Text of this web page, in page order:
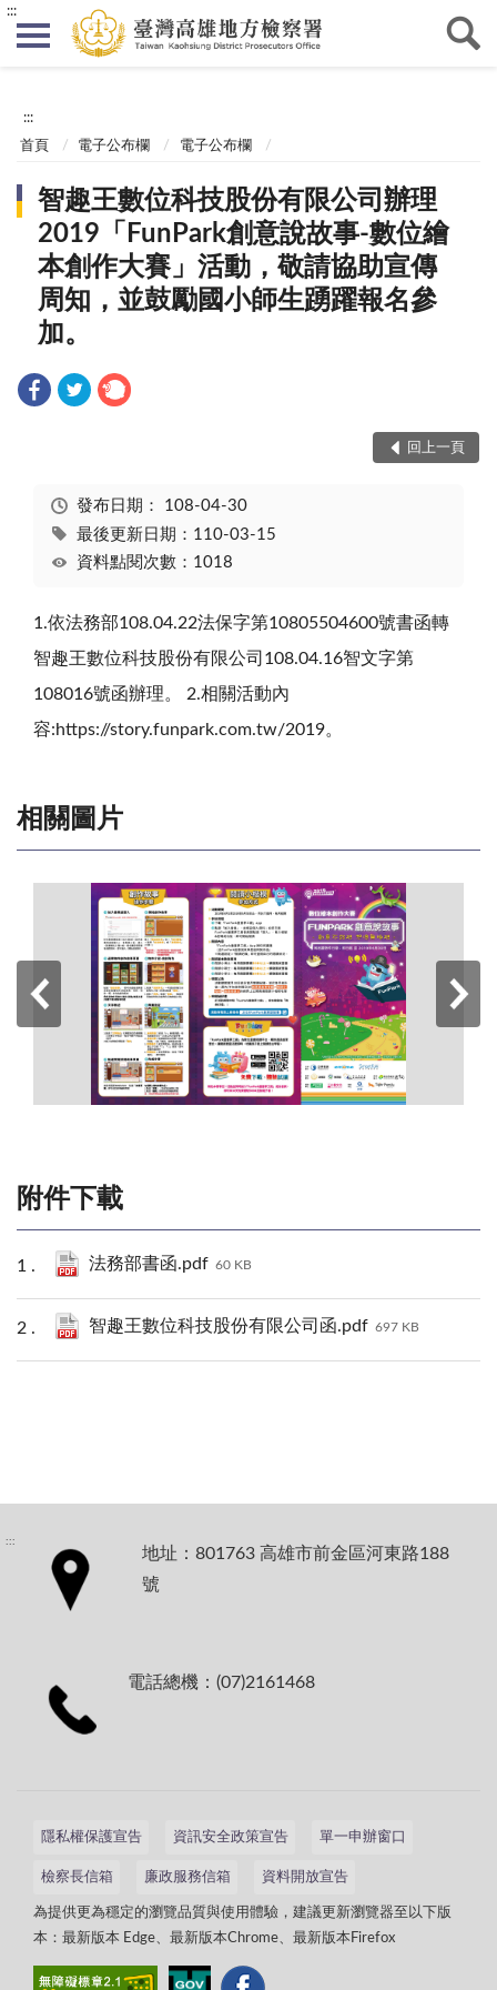
:::
:::
首頁 電子公布欄 電子公布欄
智趣王數位科技股份有限公司辦理
2019「FunPark創意說故事-數位繪
本創作大賽」活動，敬請協助宣傳
周知，並鼓勵國小師生踴躍報名參
加。
回上一頁
發布日期： 108-04-30
最後更新日期：110-03-15
資料點閱次數：1018
1.依法務部108.04.22法保字第10805504600號書函轉
智趣王數位科技股份有限公司108.04.16智文字第
108016號函辦理。 2.相關活動內
容:https://story.funpark.com.tw/2019。
相關圖片
附件下載
法務部書函.pdf 60 KB
智趣王數位科技股份有限公司函.pdf 697 KB
:::
地址：801763 高雄市前金區河東路188
號
電話總機：(07)2161468
隱私權保護宣告 資訊安全政策宣告 單一申辦窗口
檢察長信箱 廉政服務信箱 資料開放宣告
為提供更為穩定的瀏覽品質與使用體驗，建議更新瀏覽器至以下版
本：最新版本 Edge、最新版本Chrome、最新版本Firefox